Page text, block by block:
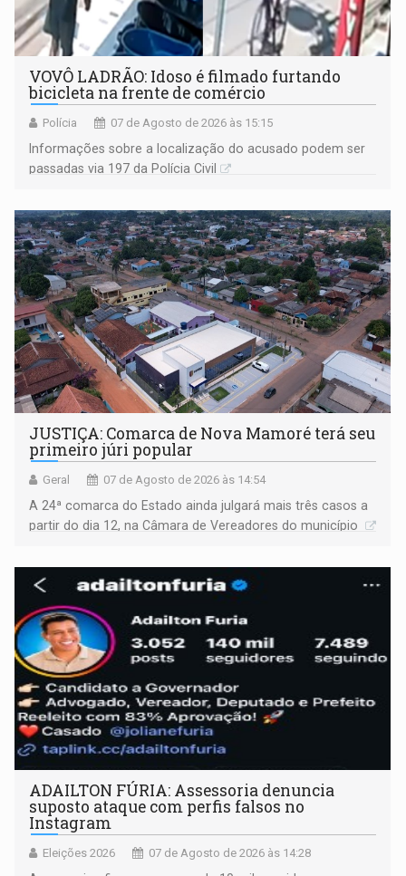
VOVÔ LADRÃO: Idoso é filmado furtando
bicicleta na frente de comércio
Polícia 07 de Agosto de 2026 às 15:15
Informações sobre a localização do acusado podem ser
passadas via 197 da Polícia Civil
JUSTIÇA: Comarca de Nova Mamoré terá seu
primeiro júri popular
Geral 07 de Agosto de 2026 às 14:54
A 24ª comarca do Estado ainda julgará mais três casos a
partir do dia 12, na Câmara de Vereadores do município
ADAILTON FÚRIA: Assessoria denuncia
suposto ataque com perfis falsos no
Instagram
Eleições 2026 07 de Agosto de 2026 às 14:28